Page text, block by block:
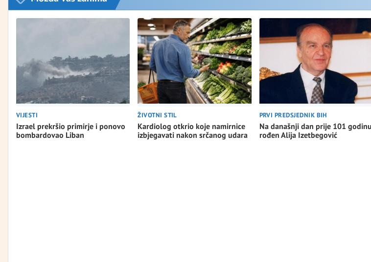
VIJESTI
Izrael prekršio primirje i ponovo
bombardovao Liban
ŽIVOTNI STIL
Kardiolog otkrio koje namirnice
izbjegavati nakon srčanog udara
PRVI PREDSJEDNIK BIH
Na današnji dan prije 101 godinu
rođen Alija Izetbegović